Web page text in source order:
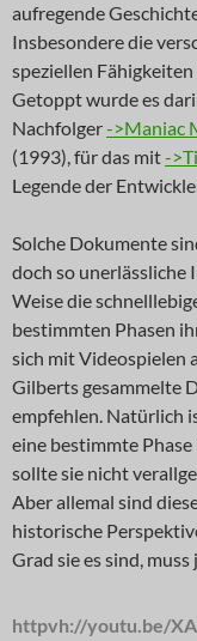
aufregende
Insbesondere die
speziellen
Getoppt wurde es
Nachfolger->Maniac
(1993), für das mit-
Legende der
Solche Dokumente
doch so unerlässliche
Weise die
bestimmten Phasen
sich mit Videospielen
Gilberts gesammelte
empfehlen. Natürlich
eine bestimmte
sollte sie nicht
Aber allemal sind
historische
Grad sie es sind,
httpvh://youtu.be/